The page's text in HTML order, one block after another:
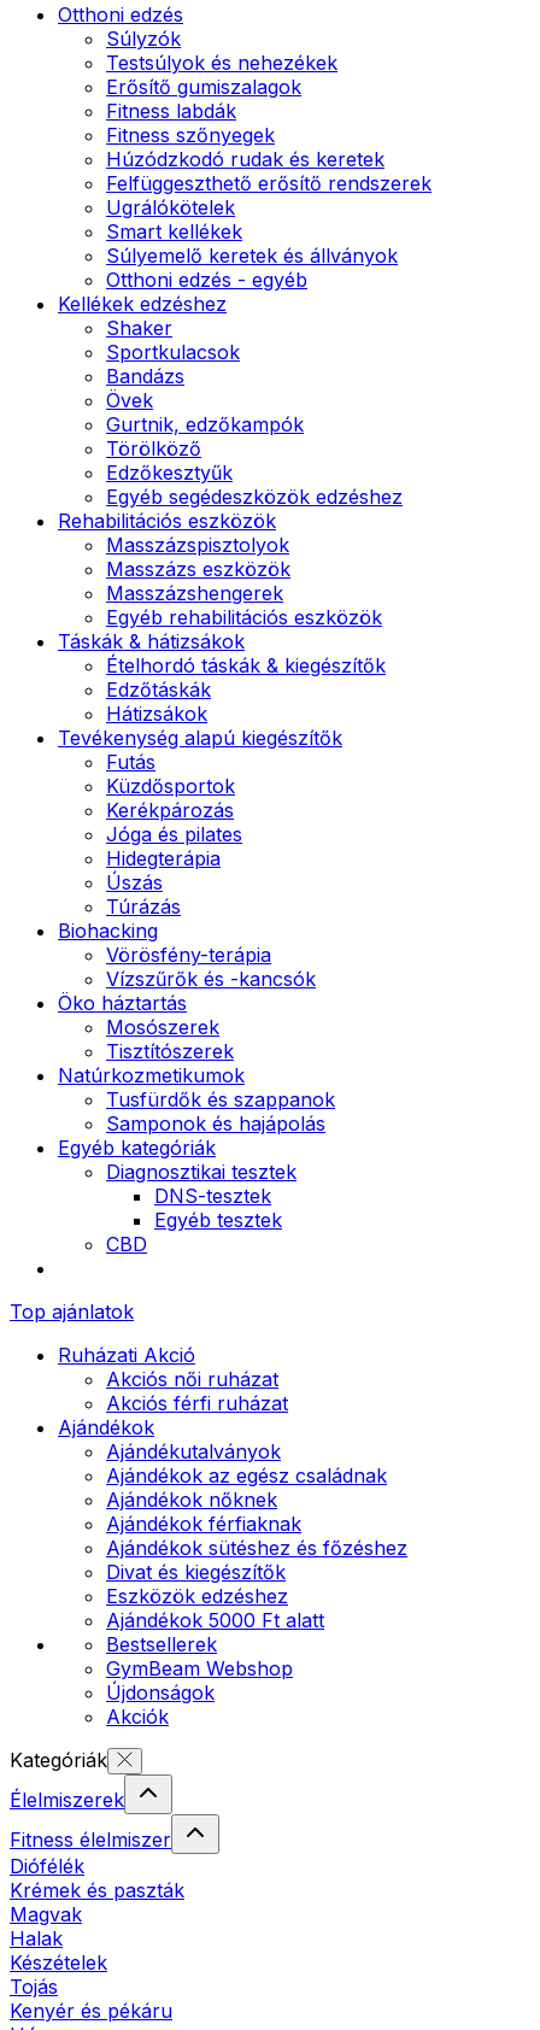
Otthoni edzés
Súlyzók
Testsúlyok és nehezékek
Erősítő gumiszalagok
Fitness labdák
Fitness szőnyegek
Húzódzkodó rudak és keretek
Felfüggeszthető erősítő rendszerek
Ugrálókötelek
Smart kellékek
Súlyemelő keretek és állványok
Otthoni edzés - egyéb
Kellékek edzéshez
Shaker
Sportkulacsok
Bandázs
Övek
Gurtnik, edzőkampók
Törölköző
Edzőkesztyűk
Egyéb segédeszközök edzéshez
Rehabilitációs eszközök
Masszázspisztolyok
Masszázs eszközök
Masszázshengerek
Egyéb rehabilitációs eszközök
Táskák & hátizsákok
Ételhordó táskák & kiegészítők
Edzőtáskák
Hátizsákok
Tevékenység alapú kiegészítők
Futás
Küzdősportok
Kerékpározás
Jóga és pilates
Hidegterápia
Úszás
Túrázás
Biohacking
Vörösfény-terápia
Vízszűrők és -kancsók
Öko háztartás
Mosószerek
Tisztítószerek
Natúrkozmetikumok
Tusfürdők és szappanok
Samponok és hajápolás
Egyéb kategóriák
Diagnosztikai tesztek
DNS-tesztek
Egyéb tesztek
CBD
Top ajánlatok
Ruházati Akció
Akciós női ruházat
Akciós férfi ruházat
Ajándékok
Ajándékutalványok
Ajándékok az egész családnak
Ajándékok nőknek
Ajándékok férfiaknak
Ajándékok sütéshez és főzéshez
Divat és kiegészítők
Eszközök edzéshez
Ajándékok 5000 Ft alatt
Bestsellerek
GymBeam Webshop
Újdonságok
Akciók
Kategóriák
Élelmiszerek
Fitness élelmiszer
Diófélék
Krémek és paszták
Magvak
Halak
Készételek
Tojás
Kenyér és pékáru